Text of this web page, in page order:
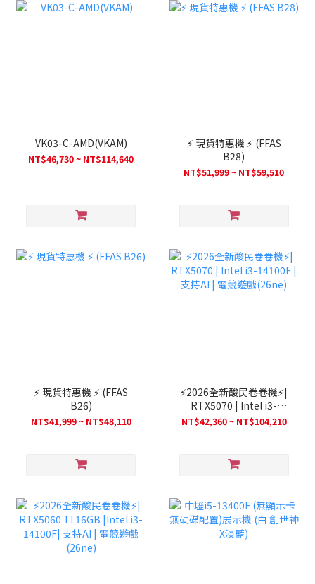
VK03-C-AMD(VKAM)
NT$46,730 ~ NT$114,640
⚡ 現貨特惠機 ⚡ (FFAS
B28)
NT$51,999 ~ NT$59,510
⚡ 現貨特惠機 ⚡ (FFAS
B26)
NT$41,999 ~ NT$48,110
⚡2026全新酸民卷卷機⚡|
RTX5070 | Intel i3-
14100F | 支持AI | 電競遊
NT$42,360 ~ NT$104,210